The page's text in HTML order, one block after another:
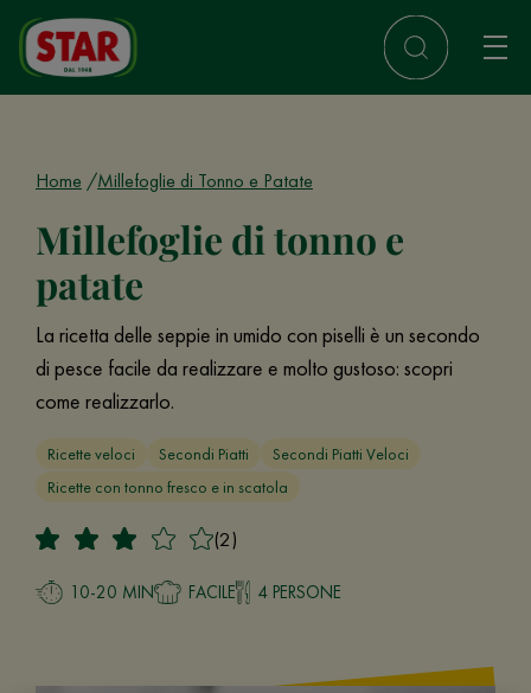
Home Millefoglie di Tonno e Patate
Millefoglie di tonno e
patate
La ricetta delle seppie in umido con piselli è un secondo
di pesce facile da realizzare e molto gustoso: scopri
come realizzarlo.
Ricette veloci Secondi Piatti
Secondi Piatti Veloci
Ricette con tonno fresco e in scatola
(2)
10-20 MIN FACILE 4 PERSONE